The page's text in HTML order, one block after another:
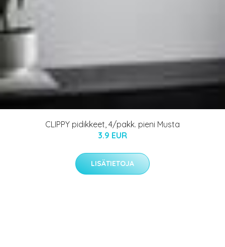
CLIPPY pidikkeet, 4/pakk. pieni Musta
3.9 EUR
LISÄTIETOJA